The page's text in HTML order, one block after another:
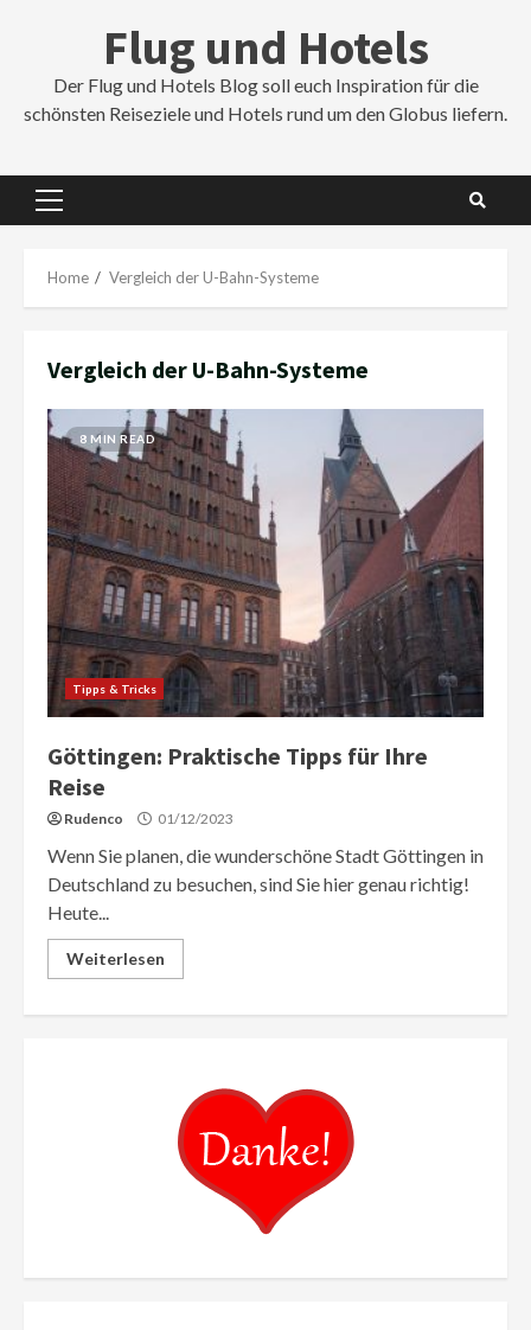
Flug und Hotels
Der Flug und Hotels Blog soll euch Inspiration für die
schönsten Reiseziele und Hotels rund um den Globus liefern.
Primary
Home Vergleich der U-Bahn-Systeme
Vergleich der U-Bahn-Systeme
8 MIN READ
Tipps & Tricks
Göttingen: Praktische Tipps für Ihre
Reise
Rudenco 01/12/2023
Wenn Sie planen, die wunderschöne Stadt Göttingen in
Deutschland zu besuchen, sind Sie hier genau richtig!
Heute...
Weiterlesen